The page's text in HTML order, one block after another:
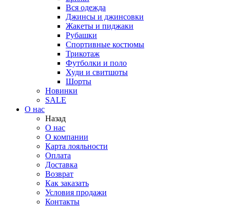
Вся одежда
Джинсы и джинсовки
Жакеты и пиджаки
Рубашки
Спортивные костюмы
Трикотаж
Футболки и поло
Худи и свитшоты
Шорты
Новинки
SALE
О нас
Назад
О нас
О компании
Карта лояльности
Оплата
Доставка
Возврат
Как заказать
Условия продажи
Контакты